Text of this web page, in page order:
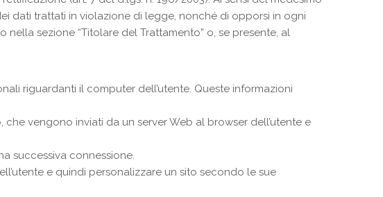
dati trattati in violazione di legge, nonché di opporsi in ogni
sezione “Titolare del Trattamento” o, se presente, al
riguardanti il computer dell’utente. Queste informazioni
vengono inviati da un server Web al browser dell’utente e
successiva connessione.
e quindi personalizzare un sito secondo le sue